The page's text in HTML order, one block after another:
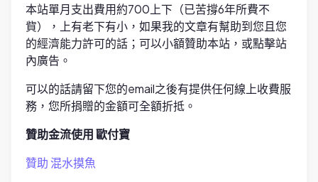
本站單月支出費用約700上下（已苦撐6年所費不
貲），上有老下有小，如果我的文章有幫助到您且您
的經濟能力許可的話；可以小額贊助本站，或點擊站
內廣告。
可以的話請留下您的email之後有提供任何線上收費服
務，您所捐贈的金額可全額折抵。
贊助金流使用 歐付寶
贊助 混水摸魚